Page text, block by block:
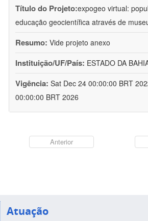
Título do Projeto:expogeo virtual:
educação geocientífica através de
Resumo: Vide projeto anexo
Instituição/UF/País: ESTADO DA
Vigência: Sat Dec 24 00:00:00 BRT
00:00:00 BRT 2026
Anterior
Atuação